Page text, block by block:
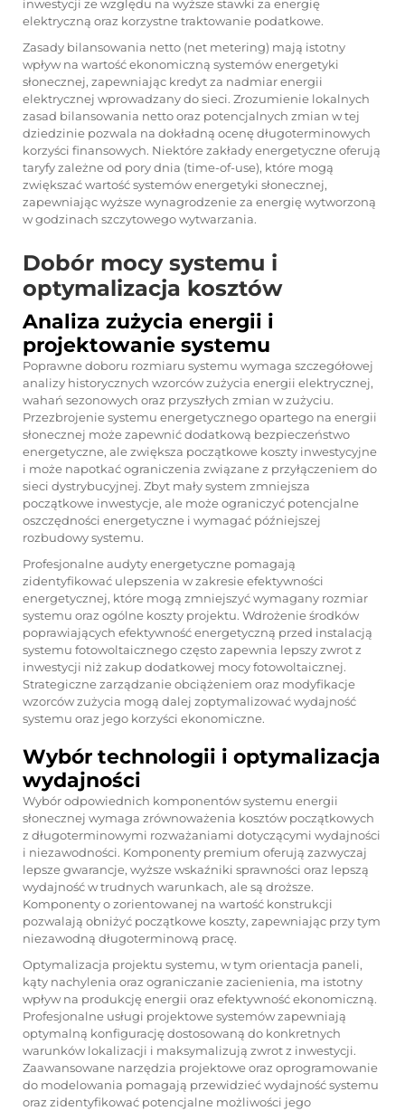
inwestycji ze względu na wyższe stawki za energię
elektryczną oraz korzystne traktowanie podatkowe.
Zasady bilansowania netto (net metering) mają istotny
wpływ na wartość ekonomiczną systemów energetyki
słonecznej, zapewniając kredyt za nadmiar energii
elektrycznej wprowadzany do sieci. Zrozumienie lokalnych
zasad bilansowania netto oraz potencjalnych zmian w tej
dziedzinie pozwala na dokładną ocenę długoterminowych
korzyści finansowych. Niektóre zakłady energetyczne oferują
taryfy zależne od pory dnia (time-of-use), które mogą
zwiększać wartość systemów energetyki słonecznej,
zapewniając wyższe wynagrodzenie za energię wytworzoną
w godzinach szczytowego wytwarzania.
Dobór mocy systemu i
optymalizacja kosztów
Analiza zużycia energii i
projektowanie systemu
Poprawne doboru rozmiaru systemu wymaga szczegółowej
analizy historycznych wzorców zużycia energii elektrycznej,
wahań sezonowych oraz przyszłych zmian w zużyciu.
Przezbrojenie systemu energetycznego opartego na energii
słonecznej może zapewnić dodatkową bezpieczeństwo
energetyczne, ale zwiększa początkowe koszty inwestycyjne
i może napotkać ograniczenia związane z przyłączeniem do
sieci dystrybucyjnej. Zbyt mały system zmniejsza
początkowe inwestycje, ale może ograniczyć potencjalne
oszczędności energetyczne i wymagać późniejszej
rozbudowy systemu.
Profesjonalne audyty energetyczne pomagają
zidentyfikować ulepszenia w zakresie efektywności
energetycznej, które mogą zmniejszyć wymagany rozmiar
systemu oraz ogólne koszty projektu. Wdrożenie środków
poprawiających efektywność energetyczną przed instalacją
systemu fotowoltaicznego często zapewnia lepszy zwrot z
inwestycji niż zakup dodatkowej mocy fotowoltaicznej.
Strategiczne zarządzanie obciążeniem oraz modyfikacje
wzorców zużycia mogą dalej zoptymalizować wydajność
systemu oraz jego korzyści ekonomiczne.
Wybór technologii i optymalizacja
wydajności
Wybór odpowiednich komponentów systemu energii
słonecznej wymaga zrównoważenia kosztów początkowych
z długoterminowymi rozważaniami dotyczącymi wydajności
i niezawodności. Komponenty premium oferują zazwyczaj
lepsze gwarancje, wyższe wskaźniki sprawności oraz lepszą
wydajność w trudnych warunkach, ale są droższe.
Komponenty o zorientowanej na wartość konstrukcji
pozwalają obniżyć początkowe koszty, zapewniając przy tym
niezawodną długoterminową pracę.
Optymalizacja projektu systemu, w tym orientacja paneli,
kąty nachylenia oraz ograniczanie zacienienia, ma istotny
wpływ na produkcję energii oraz efektywność ekonomiczną.
Profesjonalne usługi projektowe systemów zapewniają
optymalną konfigurację dostosowaną do konkretnych
warunków lokalizacji i maksymalizują zwrot z inwestycji.
Zaawansowane narzędzia projektowe oraz oprogramowanie
do modelowania pomagają przewidzieć wydajność systemu
oraz zidentyfikować potencjalne możliwości jego